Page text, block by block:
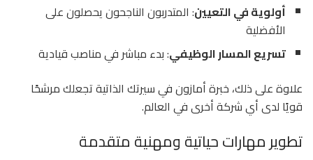
أولوية في التعيين: المتدربون الناجحون يحصلون على
الأفضلية
تسريع المسار الوظيفي: بدء مباشر في مناصب قيادية
علاوة على ذلك، خبرة أمازون في سيرتك الذاتية تجعلك مرشحًا
قويًا لدى أي شركة أخرى في العالم.
تطوير مهارات حياتية ومهنية متقدمة